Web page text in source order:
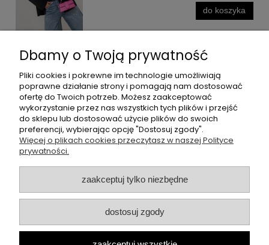
do koszyka
Informacje
Moje konto
O nas
- oferujemy swetry, bluzki, spodnie oraz halki
polskich producentów, takich jak: cocomore, lila lou.
Dbamy o Twoją prywatność
Pliki cookies i pokrewne im technologie umożliwiają
poprawne działanie strony i pomagają nam dostosować
ofertę do Twoich potrzeb. Możesz zaakceptować
wykorzystanie przez nas wszystkich tych plików i przejść
do sklepu lub dostosować użycie plików do swoich
preferencji, wybierając opcję "Dostosuj zgody".
Więcej o plikach cookies przeczytasz w naszej Polityce
prywatności.
zaakceptuj tylko niezbędne
dostosuj zgody